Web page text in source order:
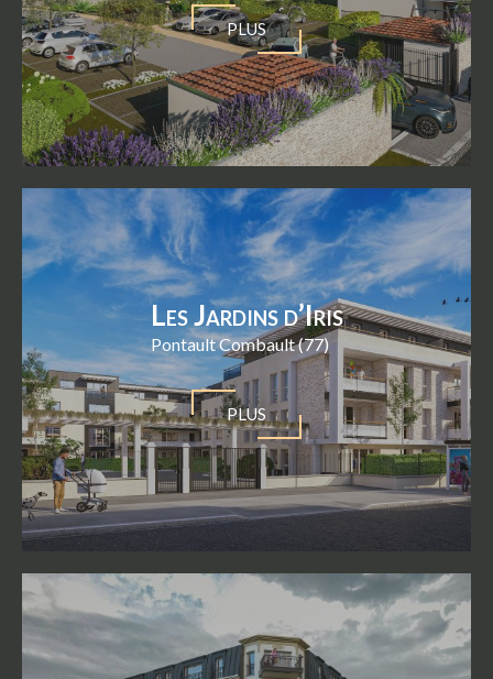
PLUS
Les Jardins d’Iris
Pontault Combault (77)
PLUS